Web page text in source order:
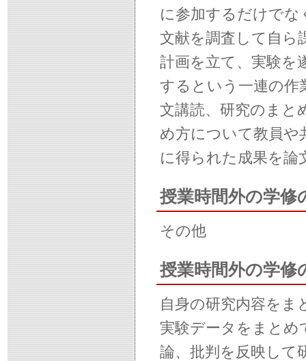
に参加するだけでな
文献を調査して自ら
計画を立て、実験を
するという一連の作
文講読、研究のまと
め方について教員や
に得られた成果を
授業時間外の学修
その他
授業時間外の学修
自身の研究内容をま
実験データをまとめ
論、批判を反映して